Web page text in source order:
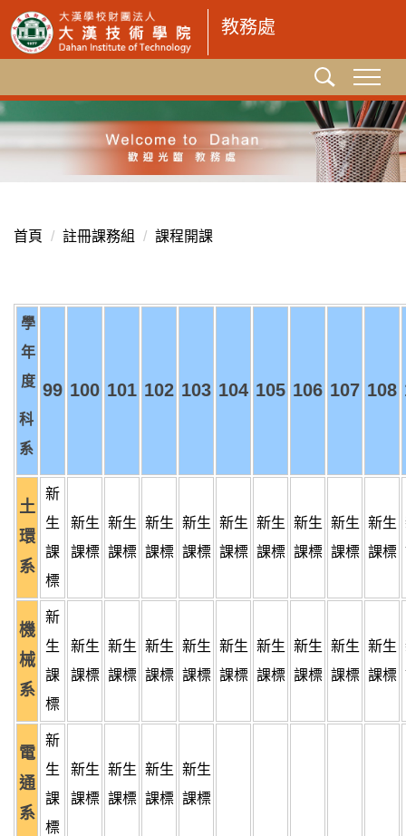
跳
到
主
內
容
區
教務處
首頁 註冊課務組 課程開課
學
年
度
科
系
99 100 101 102 103 104 105 106 107 108
土
環
系
新
生
課
標
新生
課標
新生
課標
新生
課標
新生
課標
新生
課標
新生
課標
新生
課標
新生
課標
新生
課標
機
械
系
新
生
課
標
新生
課標
新生
課標
新生
課標
新生
課標
新生
課標
新生
課標
新生
課標
新生
課標
新生
課標
電
通
系
新
生
課
標
新生
課標
新生
課標
新生
課標
新生
課標